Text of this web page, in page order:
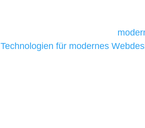
Technologien für modernes